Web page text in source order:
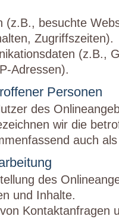
(z.B., besuchte
Zugriffszeiten).
(z.B.,
Adressen).
Personen
des
wir die
auch als
des
und Inhalte.
Kontaktanfragen